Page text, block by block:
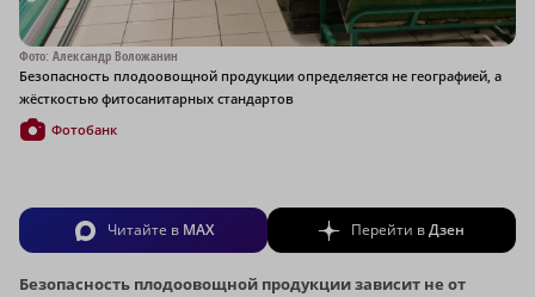
Фото: Александр Воложанин
Безопасность плодоовощной продукции определяется не географией, а
жёсткостью фитосанитарных стандартов
Фотобанк
Читайте в MAX Перейти вДзен
Безопасность плодоовощной продукции зависит не от